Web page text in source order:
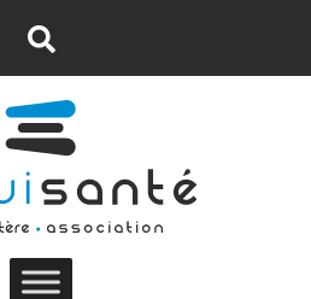
d’outils